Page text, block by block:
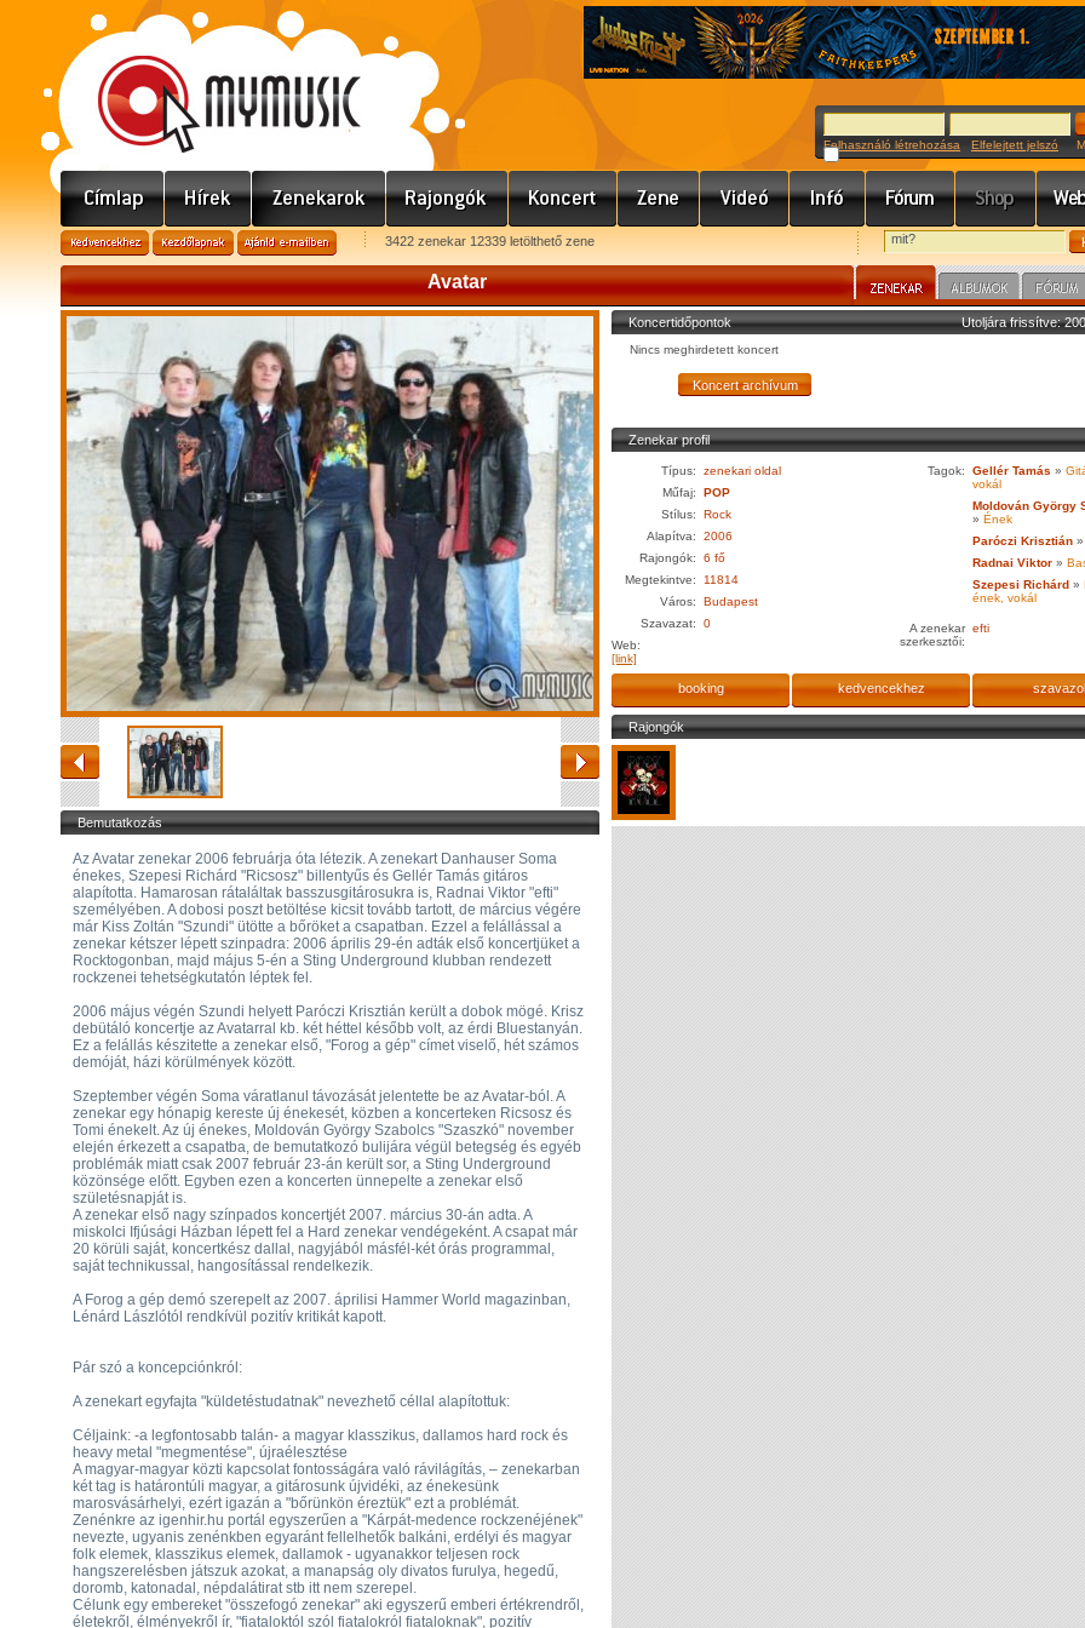
Felhasználó létrehozása Elfelejtett jelszó
3422 zenekar 12339 letölthető zene
Avatar
Bemutatkozás
Az Avatar zenekar 2006 februárja óta létezik. A zenekart Danhauser Soma
énekes, Szepesi Richárd "Ricsosz" billentyűs és Gellér Tamás gitáros
alapította. Hamarosan rátaláltak basszusgitárosukra is, Radnai Viktor "efti"
személyében. A dobosi poszt betöltése kicsit tovább tartott, de március végére
már Kiss Zoltán "Szundi" ütötte a bőröket a csapatban. Ezzel a felállással a
zenekar kétszer lépett szinpadra: 2006 április 29-én adták első koncertjüket a
Rocktogonban, majd május 5-én a Sting Underground klubban rendezett
rockzenei tehetségkutatón léptek fel.
2006 május végén Szundi helyett Paróczi Krisztián került a dobok mögé. Krisz
debütáló koncertje az Avatarral kb. két héttel később volt, az érdi Bluestanyán.
Ez a felállás készitette a zenekar első, "Forog a gép" címet viselő, hét számos
demóját, házi körülmények között.
Szeptember végén Soma váratlanul távozását jelentette be az Avatar-ból. A
zenekar egy hónapig kereste új énekesét, közben a koncerteken Ricsosz és
Tomi énekelt. Az új énekes, Moldován György Szabolcs "Szaszkó" november
elején érkezett a csapatba, de bemutatkozó bulijára végül betegség és egyéb
problémák miatt csak 2007 február 23-án került sor, a Sting Underground
közönsége előtt. Egyben ezen a koncerten ünnepelte a zenekar első
születésnapját is.
A zenekar első nagy színpados koncertjét 2007. március 30-án adta. A
miskolci Ifjúsági Házban lépett fel a Hard zenekar vendégeként. A csapat már
20 körüli saját, koncertkész dallal, nagyjából másfél-két órás programmal,
saját technikussal, hangosítással rendelkezik.
A Forog a gép demó szerepelt az 2007. áprilisi Hammer World magazinban,
Lénárd Lászlótól rendkívül pozitív kritikát kapott.
Pár szó a koncepciónkról:
A zenekart egyfajta "küldetéstudatnak" nevezhető céllal alapítottuk:
Céljaink: -a legfontosabb talán- a magyar klasszikus, dallamos hard rock és
heavy metal "megmentése", újraélesztése
A magyar-magyar közti kapcsolat fontosságára való rávilágítás, – zenekarban
két tag is határontúli magyar, a gitárosunk újvidéki, az énekesünk
marosvásárhelyi, ezért igazán a "bőrünkön éreztük" ezt a problémát.
Zenénkre az igenhir.hu portál egyszerűen a "Kárpát-medence rockzenéjének"
nevezte, ugyanis zenénkben egyaránt fellelhetők balkáni, erdélyi és magyar
folk elemek, klasszikus elemek, dallamok - ugyanakkor teljesen rock
hangszerelésben játszuk azokat, a manapság oly divatos furulya, hegedű,
doromb, katonadal, népdalátirat stb itt nem szerepel.
Célunk egy embereket "összefogó zenekar" aki egyszerű emberi értékrendről,
életekről, élményekről ír, "fiataloktól szól fiatalokról fiataloknak", pozitív
Utoljára frissítve:
Koncertidőpontok
Nincs meghirdetett koncert
Zenekar profil
Típus:
zenekari oldal
Műfaj:
POP
Stílus:
Rock
Alapítva:
2006
Rajongók:
6 fő
Megtekintve:
11814
Város:
Budapest
Szavazat:
0
Web:
[link]
Tagok: Gellér Tamás »
vokál
Moldován György
» Ének
Paróczi Krisztián »
Radnai Viktor »
Szepesi Richárd »
ének, vokál
A zenekar
szerkesztői:
efti
booking kedvencekhez
Rajongók